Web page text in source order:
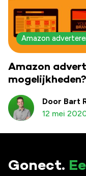
Amazon
Amazon
mogelijkheden?
Door Bart
12 mei
Gonect.